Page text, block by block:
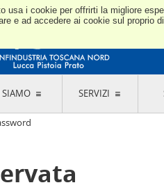
usa i cookie per offrirti la migliore
e ad accedere ai cookie sul proprio
SIAMO
VALORI ASSOCIATIVI
PUBBLICI
SERVIZI